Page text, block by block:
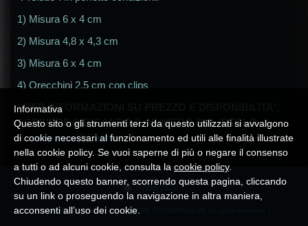
1) Misura 6 x 4 cm
2) Misura 4,8 x 4,3 cm
3) Misura 6 x 4 cm
4) Orecchini 2,5 cm con clips
* PER INFORMAZIONI SU PREZZO E DISPONIBILITA',
SCRIVERE INDICANDO IL NUMERO SUL TITOLO
Acampania30@alice.it*
© Copyright 2026 LE COLLEZIONI DI CAMPANIA30. All rights reserved. |
Informativa
Questo sito o gli strumenti terzi da questo utilizzati si avvalgono
di cookie necessari al funzionamento ed utili alle finalità illustrate
nella cookie policy. Se vuoi saperne di più o negare il consenso
a tutti o ad alcuni cookie, consulta la cookie policy.
Chiudendo questo banner, scorrendo questa pagina, cliccando
su un link o proseguendo la navigazione in altra maniera,
acconsenti all’uso dei cookie.